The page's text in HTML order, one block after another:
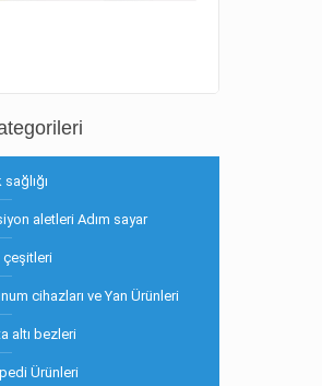
sağlığı
aletleri Adım sayar
çeşitleri
cihazları ve Yan Ürünleri
altı bezleri
Ürünleri